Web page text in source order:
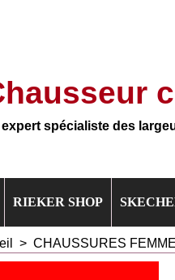
spécialiste des
RIEKER SHOP
> CHAUSSURES FEMME